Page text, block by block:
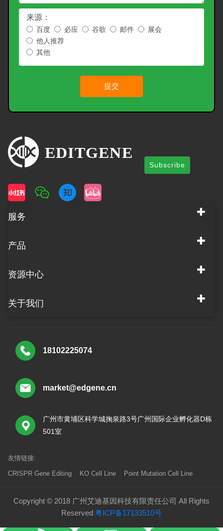
来源：
百度 必应 谷歌 邮件
展会
他人推荐
其他
提交
Subscribe
服务
产品
资源中心
关于我们
18102225074
market@edgene.cn
广州市黄埔区科学城掬泉路3号广州国际企业孵化器D栋
501室
友情链接:
CRISPR Gene Editing KO Cell Line Point Mutation Cell Line
Copyright © 2018 广州艾迪基因科技有限责任公司 All Rights
Reserved 粤ICP备17133510号